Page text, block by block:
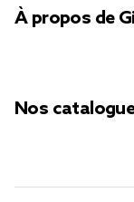
À propos de
Nos